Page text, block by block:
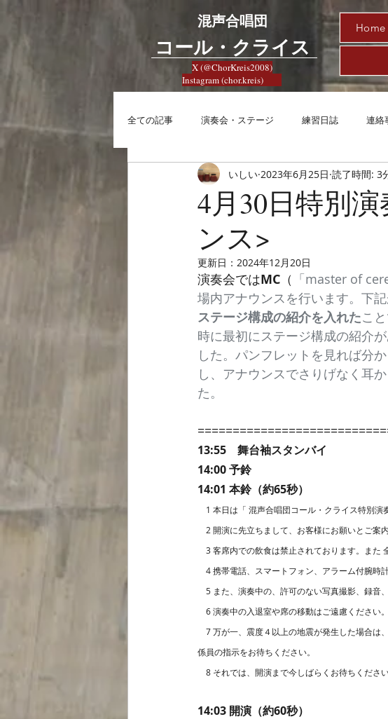
混声合唱団
​コール・クライス
X (@ChorKreis2008)
Instagram (chor.kreis)
Home
全ての記事 演奏会・ステージ 練習日誌 連絡
興味 合唱への想い 趣味 対
4月30日特別
ンス>
いしい 2023年6月25日 読了時間: 3
更新日： 2024年12月20日
演奏会ではMC （ 「master of
場内アナウンスを行います。下
ステージ構成の紹介を入れたこ
時に最初にステージ構成の紹介
した。パンフレットを見れば分
し、アナウンスでさりげなく耳
た。
13:55　舞台袖スタンバイ
14:00 予鈴
14:01 本鈴（約65秒）
1 本日は「 混声合唱団コール・クライス特別演
2 開演に先立ちまして、お客様にお願いとご案内
3 客席内での飲食は禁止されております。また
4 携帯電話、スマートフォン、アラーム付腕時
5 また、演奏中の、許可のない写真撮影、録音
6 演奏中の入退室や席の移動はご遠慮ください。
7 万が一、震度４以上の地震が発生した場合は
係員の指示をお待ちください。
8 それでは、開演まで今しばらくお待ちください
14:03 開演（約60秒）